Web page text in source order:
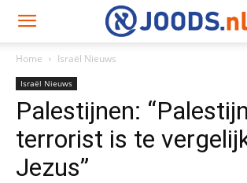
Home Israël Nieuws
Israël Nieuws
Palestijnen:
terrorist is te
Jezus”